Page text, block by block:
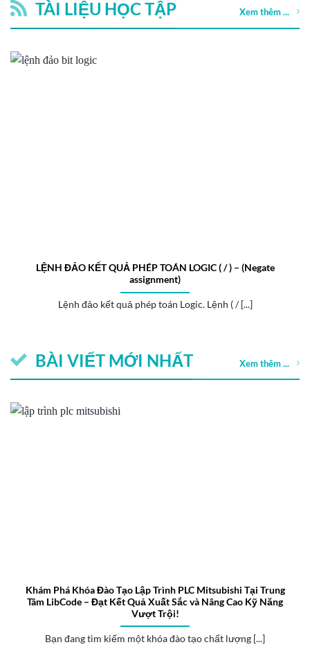
TÀI LIỆU HỌC TẬP Xem thêm ...
LỆNH ĐẢO KẾT QUẢ PHÉP TOÁN LOGIC ( / ) – (Negate
assignment)
Lệnh đảo kết quả phép toán Logic. Lệnh ( / [...]
BÀI VIẾT MỚI NHẤT Xem thêm ...
Khám Phá Khóa Đào Tạo Lập Trình PLC Mitsubishi Tại Trung
Tâm LibCode – Đạt Kết Quả Xuất Sắc và Nâng Cao Kỹ Năng
Vượt Trội!
Bạn đang tìm kiếm một khóa đào tạo chất lượng [...]